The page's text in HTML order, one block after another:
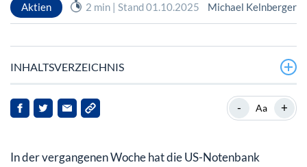
Aktien 2 min | Stand 01.10.2025 Michael Kelnberger
INHALTSVERZEICHNIS
Lennar: größter Wohnungsbauer in den USA
200-Tage-Linie zurückerobert
- Aa +
In der vergangenen Woche hat die US-Notenbank